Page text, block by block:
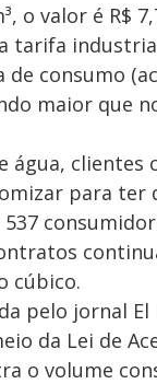
o valor é R$
tarifa
de consumo
maior que
água, clientes
para ter
cúbico.
pelo jornal El
da Lei de
o volume